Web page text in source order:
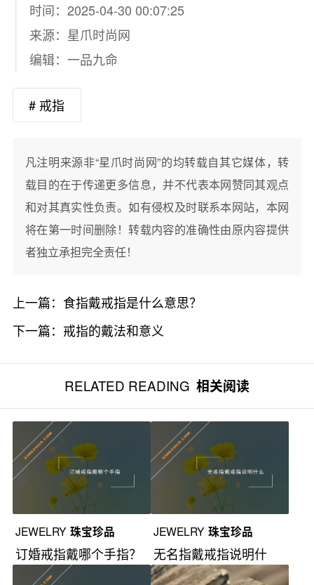
时间：2025-04-30 00:07:25
来源： 星爪时尚网
编辑：一品九命
# 戒指
凡注明来源非“星爪时尚网”的均转载自其它媒体，转
载目的在于传递更多信息，并不代表本网赞同其观点
和对其真实性负责。如有侵权及时联系本网站，本网
将在第一时间删除！转载内容的准确性由原内容提供
者独立承担完全责任！
上一篇： 食指戴戒指是什么意思？
下一篇： 戒指的戴法和意义
RELATED READING 相关阅读
JEWELRY 珠宝珍品
订婚戒指戴哪个手指？
JEWELRY 珠宝珍品
无名指戴戒指说明什
么？